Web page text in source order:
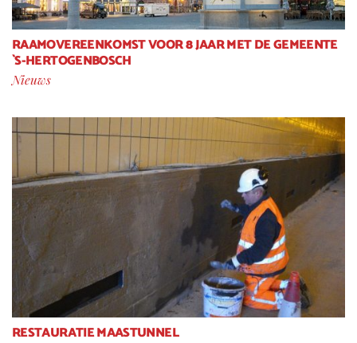
RAAMOVEREENKOMST VOOR 8 JAAR MET DE GEMEENTE
`S-HERTOGENBOSCH
Nieuws
RESTAURATIE MAASTUNNEL